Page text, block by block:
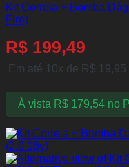
Kit Correia + Bomba
Fire)
R$ 199,49
Em até 10x de R$ 19,95
À vista R$179,54 no